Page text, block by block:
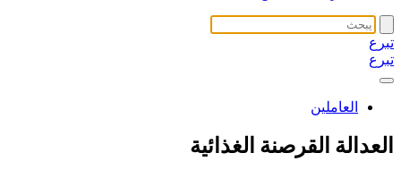
تبرع
تبرع
العاملين
العدالة القرصنة الغذائية